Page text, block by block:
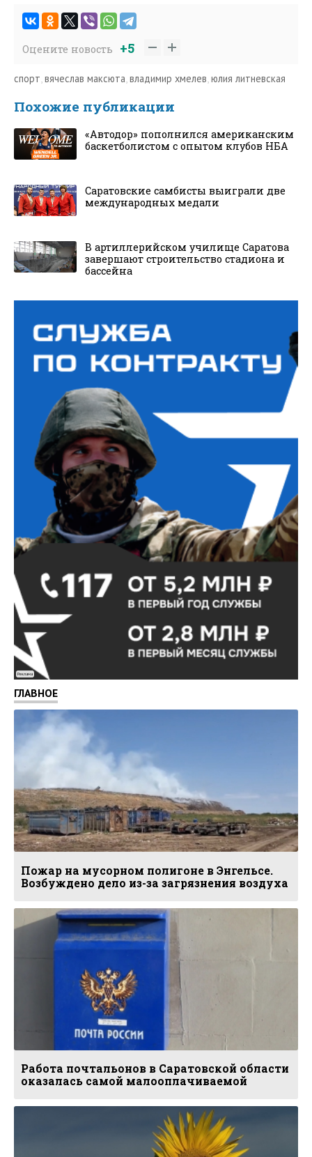
Оцените новость +5
спорт,вячеслав максюта,владимир хмелев,юлия литневская
Похожие публикации
«Автодор» пополнился американским
баскетболистом с опытом клубов НБА
Саратовские самбисты выиграли две
международных медали
В артиллерийском училище Саратова
завершают строительство стадиона и
бассейна
Реклама
ГЛАВНОЕ
Пожар на мусорном полигоне в Энгельсе.
Возбуждено дело из-за загрязнения воздуха
Работа почтальонов в Саратовской области
оказалась самой малооплачиваемой